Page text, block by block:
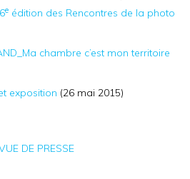
e édition des Rencontres de la photo
chambre c’est mon territoire
exposition (26 mai 2015)
DE PRESSE